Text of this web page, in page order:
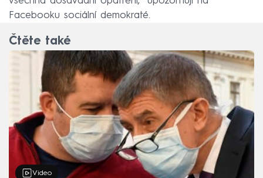
Facebooku sociální demokraté.
Čtěte také
Video